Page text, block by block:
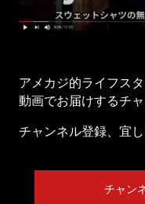
アメカジ的ライフス
動画でお届けするチャ
チャンネル登録、宜
チャン